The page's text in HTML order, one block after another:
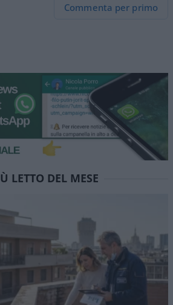
Commenta per primo
LETTO DEL MESE